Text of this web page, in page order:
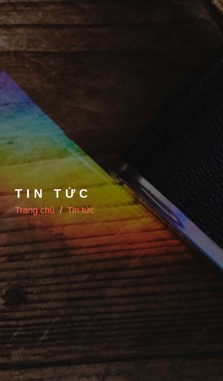
TIN TỨC
Trang chủ Tin tức